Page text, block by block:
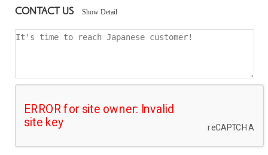
CONTACT US Show Detail